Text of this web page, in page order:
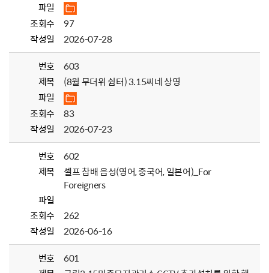
파일
조회수
97
작성일
2026-07-28
번호
603
제목
(8월 무더위 쉼터) 3.15씨네 상영
파일
조회수
83
작성일
2026-07-23
번호
602
제목
셀프 참배 음성(영어, 중국어, 일본어)_For
Foreigners
파일
조회수
262
작성일
2026-06-16
번호
601